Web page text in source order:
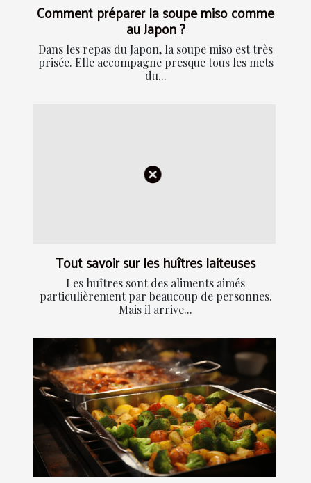
Comment préparer la soupe miso comme
au Japon ?
Dans les repas du Japon, la soupe miso est très
prisée. Elle accompagne presque tous les mets
du...
Tout savoir sur les huîtres laiteuses
Les huîtres sont des aliments aimés
particulièrement par beaucoup de personnes.
Mais il arrive...